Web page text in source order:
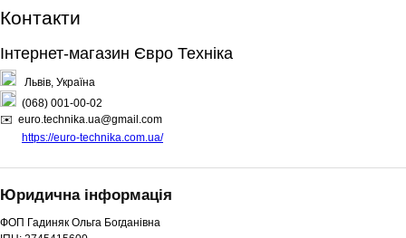
Контакти
Інтернет-магазин Євро Техніка
Львів, Україна
(068) 001-00-02
✉️ euro.technika.ua@gmail.com
https://euro-technika.com.ua/
Юридична інформація
ФОП Гадиняк Ольга Богданівна